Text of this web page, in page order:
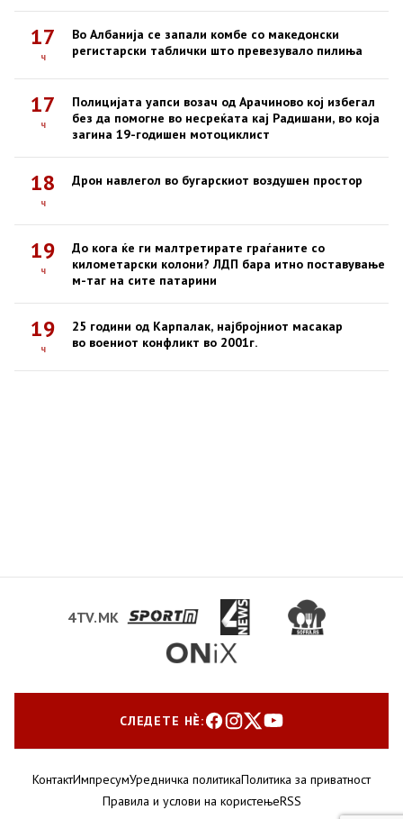
17
ч
Во Албанија се запали комбе со македонски
регистарски таблички што превезувало пилиња
17
ч
Полицијата уапси возач од Арачиново кој избегал
без да помогне во несреќата кај Радишани, во која
загина 19-годишен мотоциклист
18
ч
Дрон навлегол во бугарскиот воздушен простор
19
ч
До кога ќе ги малтретирате граѓаните со
километарски колони? ЛДП бара итно поставување
м-таг на сите патарини
19
ч
25 години од Карпалак, најбројниот масакар
во воениот конфликт во 2001г.
4TV.MK
СЛЕДЕТЕ НЀ:
КонтактИмпресумУредничка политикаПолитика за приватност
Правила и услови на користењеRSS